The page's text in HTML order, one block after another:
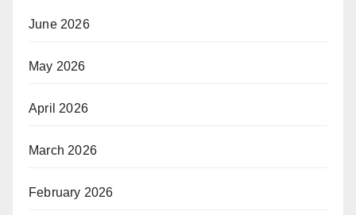
June 2026
May 2026
April 2026
March 2026
February 2026